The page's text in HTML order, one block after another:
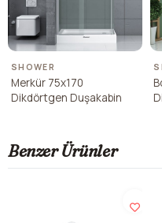
SHOWER
Merkür 75x170
Dikdörtgen Duşakabin
Benzer Ürünler